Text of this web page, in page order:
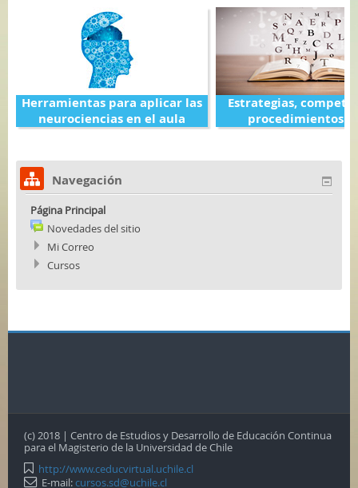
Herramientas para aplicar las
neurociencias en el aula
Estrategias,
procedimientos
comprensión
INFO
Navegación
Página Principal
Novedades del sitio
Mi Correo
Cursos
(c) 2018 | Centro de Estudios y Desarrollo de Educación Continua
para el Magisterio de la Universidad de Chile
http://www.ceducvirtual.uchile.cl
E-mail:cursos.sd@uchile.cl